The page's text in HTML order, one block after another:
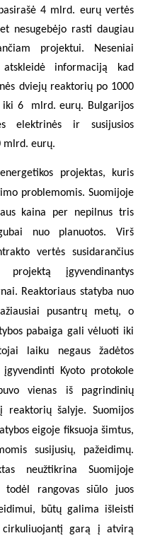
4 mlrd. eurų vertės
nesugebėjo rasti daugiau
projektui. Neseniai
informaciją kad
dviejų reaktorių po 1000
iki 6
mlrd. eurų. Bulgarijos
elektrinės ir susijusios
mlrd. eurų.
projektas, kuris
problemomis. Suomijoje
kaina per nepilnus tris
nuo planuotos. Virš
vertės susidarančius
įgyvendinantys
Reaktoriaus statyba nuo
pusantrų metų, o
pabaiga gali vėluoti iki
laiku negaus žadėtos
Kyoto protokole
vienas iš pagrindinių
reaktorių šalyje. Suomijos
eigoje fiksuoja šimtus,
susijusių, pažeidimų.
neužtikrina Suomijoje
todėl rangovas siūlo juos
būtų galima išleisti
cirkuliuojantį garą į atvirą